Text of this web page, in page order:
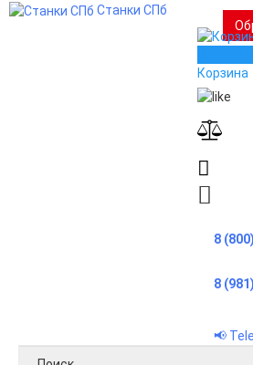
Станки СПб
Корзина
8
8
📢